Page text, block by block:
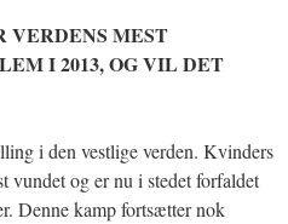
VERDENS MEST
I 2013, OG VIL DET
i den vestlige verden. Kvinders
og er nu i stedet forfaldet
Denne kamp fortsætter nok